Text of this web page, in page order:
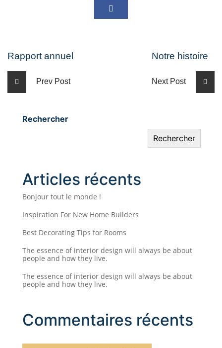
Rapport annuel
Prev Post
Notre histoire
Next Post
Rechercher
Rechercher
Articles récents
Bonjour tout le monde !
Inspiration For New Home Builders
Best Decorating Tips for Rooms
The essence of interior design will always be about
people and how they live.
The essence of interior design will always be about
people and how they live.
Commentaires récents